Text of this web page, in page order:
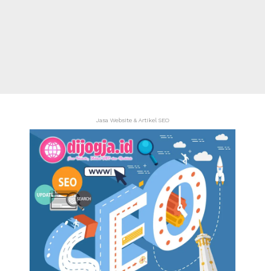
Jasa Website & Artikel SEO